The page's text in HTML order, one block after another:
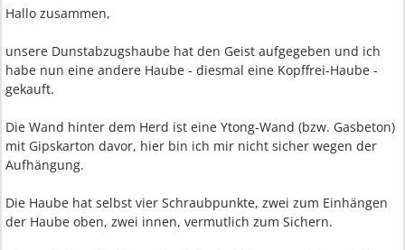
Hallo zusammen,
unsere Dunstabzugshaube hat den Geist aufgegeben und ich
habe nun eine andere Haube - diesmal eine Kopffrei-Haube -
gekauft.
Die Wand hinter dem Herd ist eine Ytong-Wand (bzw. Gasbeton)
mit Gipskarton davor, hier bin ich mir nicht sicher wegen der
Aufhängung.
Die Haube hat selbst vier Schraubpunkte, zwei zum Einhängen
der Haube oben, zwei innen, vermutlich zum Sichern.